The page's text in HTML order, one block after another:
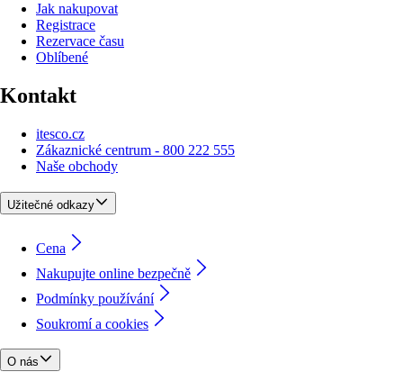
Jak nakupovat
Registrace
Rezervace času
Oblíbené
Kontakt
itesco.cz
Zákaznické centrum - 800 222 555
Naše obchody
Užitečné odkazy
Cena
Nakupujte online bezpečně
Podmínky používání
Soukromí a cookies
O nás